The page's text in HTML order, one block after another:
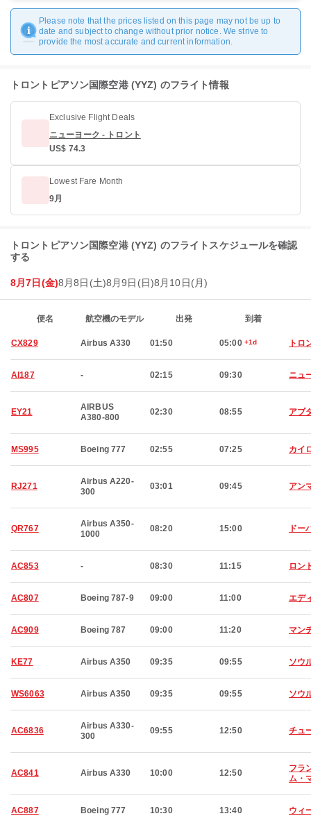
Please note that the prices listed on this page may not be up to
date and subject to change without prior notice. We strive to
provide the most accurate and current information.
トロントピアソン国際空港 (YYZ) のフライト情報
Exclusive Flight Deals
ニューヨーク - トロント
US$ 74.3
Lowest Fare Month
9月
トロントピアソン国際空港 (YYZ) のフライトスケジュールを確認
する
8月7日(金)8月8日(土)8月9日(日)8月10日(月)
便名 航空機のモデル 出発 到着
CX829 Airbus A330 01:50 05:00 +1d トロ
AI187 - 02:15 09:30 ニュ
EY21
AIRBUS
A380-800
02:30 08:55 アブ
MS995 Boeing 777 02:55 07:25 カイ
RJ271
Airbus A220-
300
03:01 09:45 アン
QR767
Airbus A350-
1000
08:20 15:00 ドー
AC853 - 08:30 11:15 ロン
AC807 Boeing 787-9 09:00 11:00 エデ
AC909 Boeing 787 09:00 11:20 マン
KE77 Airbus A350 09:35 09:55 ソウ
WS6063 Airbus A350 09:35 09:55 ソウ
AC6836
Airbus A330-
300
09:55 12:50 チュ
AC841 Airbus A330 10:00 12:50
フラ
ム・
AC887 Boeing 777 10:30 13:40 ウィ